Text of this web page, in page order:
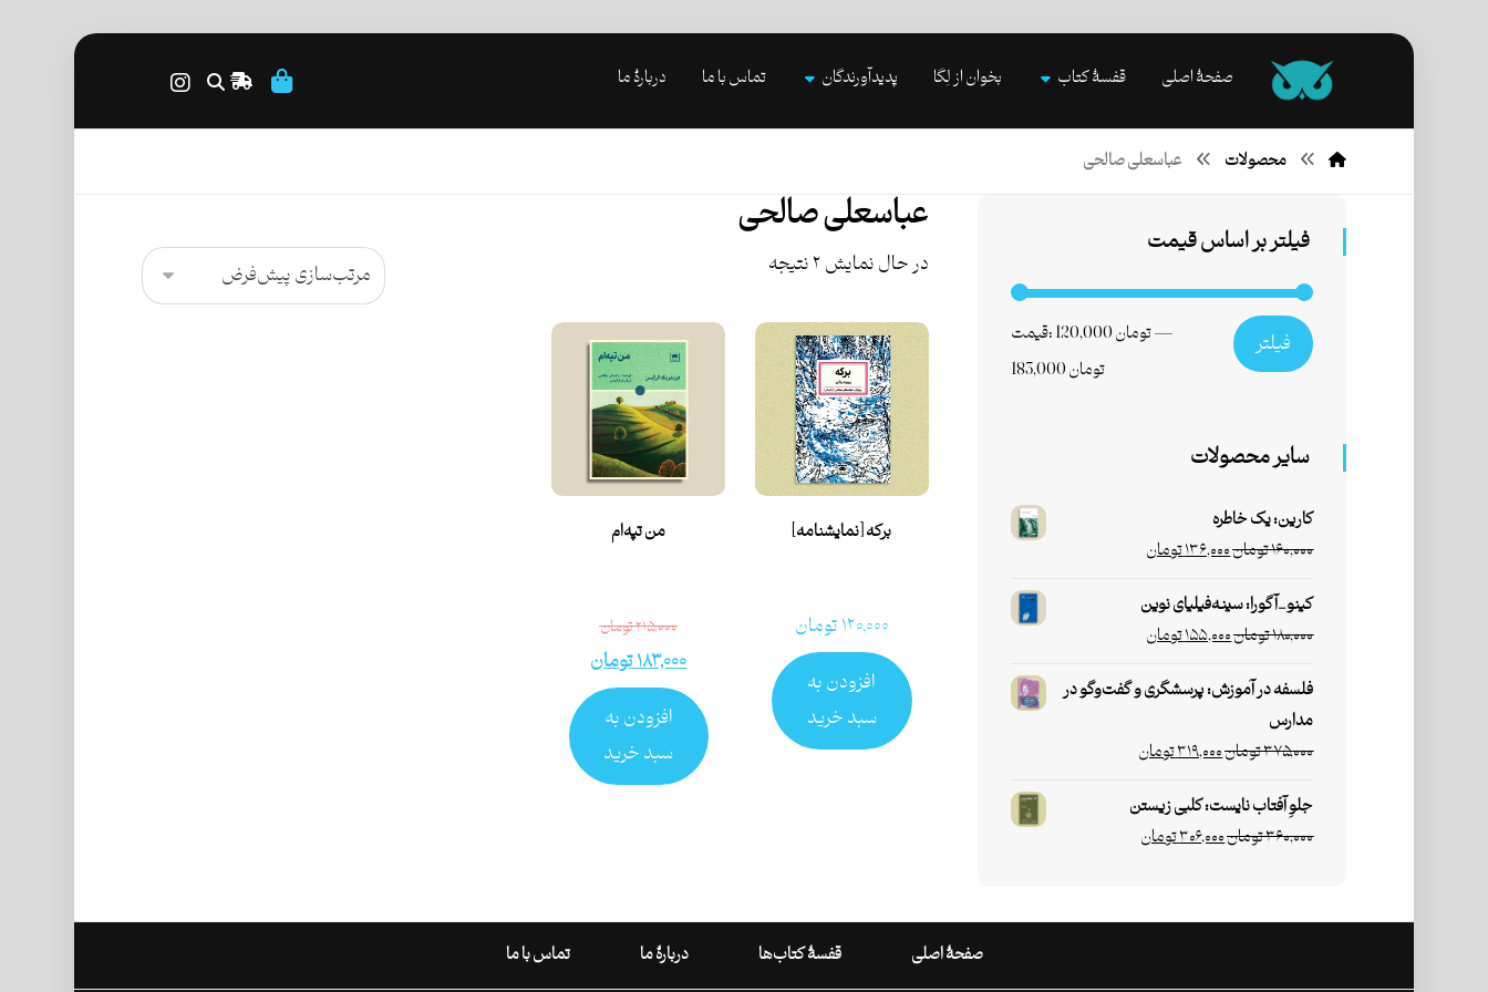
صفحۀ اصلی قفسۀ کتاب بخوان از لِگا پدیدآورندگان تماس با ما دربارۀ ما
محصولات عباسعلی صالحی
عباسعلی صالحی
در حال نمایش ۲ نتیجه
برکه [نمایشنامه]
۱۲۰,۰۰۰تومان
افزودن به
سبد خرید
من تپه‌ام
۲۱۵,۰۰۰تومان
۱۸۳,۰۰۰تومان
افزودن به
سبد خرید
فیلتر بر اساس قیمت
فیلتر قیمت: 120,000 تومان—
183,000 تومان
سایر محصولات
کارین: یک خاطره
۱۶۰,۰۰۰تومان۱۳۶,۰۰۰تومان
کینو_آگورا: سینه‌فیلیای نوین
۱۸۰,۰۰۰تومان۱۵۵,۰۰۰تومان
فلسفه در آموزش: پرسشگری و گفت‌وگو در
مدارس
۳۷۵,۰۰۰تومان۳۱۹,۰۰۰تومان
جلوِ آفتاب نایست: کلبی زیستن
۳۶۰,۰۰۰تومان۳۰۶,۰۰۰تومان
صفحۀ اصلی قفسۀ کتاب‌ها دربارۀ ما تماس با ما